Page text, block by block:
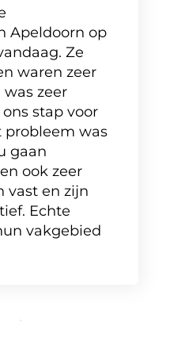
Apeldoorn op
Ze
waren zeer
was zeer
stap voor
probleem was
gaan
ook zeer
vast en zijn
Echte
vakgebied